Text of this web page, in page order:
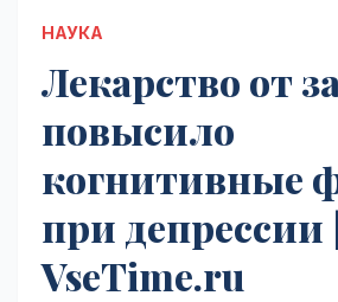
НАУКА
Лекарство от
повысило
когнитивные
при депрессии |
VseTime.ru